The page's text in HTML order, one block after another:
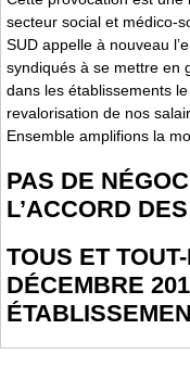
secteur social et médico-
SUD appelle à nouveau
syndiqués à se mettre en
dans les établissements
revalorisation de nos
Ensemble amplifions la
PAS DE
L’ACCORD
TOUS ET
DÉCEMBRE